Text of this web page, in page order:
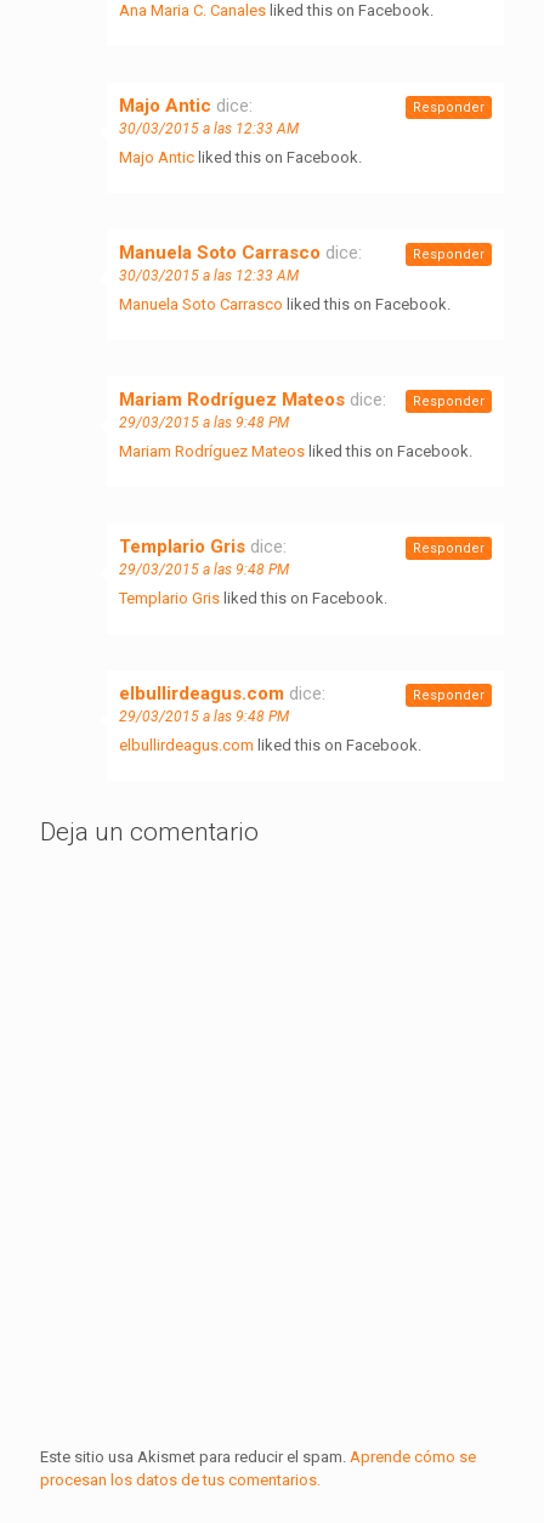
Ana Maria C. Canales liked this on Facebook.
Majo Antic dice:
30/03/2015 a las 12:33 AM
Majo Antic liked this on Facebook.
Responder
Manuela Soto Carrasco dice:
30/03/2015 a las 12:33 AM
Manuela Soto Carrasco liked this on Facebook.
Responder
Mariam Rodríguez Mateos dice:
29/03/2015 a las 9:48 PM
Mariam Rodríguez Mateos liked this on Facebook.
Responder
Templario Gris dice:
29/03/2015 a las 9:48 PM
Templario Gris liked this on Facebook.
Responder
elbullirdeagus.com dice:
29/03/2015 a las 9:48 PM
elbullirdeagus.com liked this on Facebook.
Responder
Deja un comentario
Este sitio usa Akismet para reducir el spam. Aprende cómo se
procesan los datos de tus comentarios.